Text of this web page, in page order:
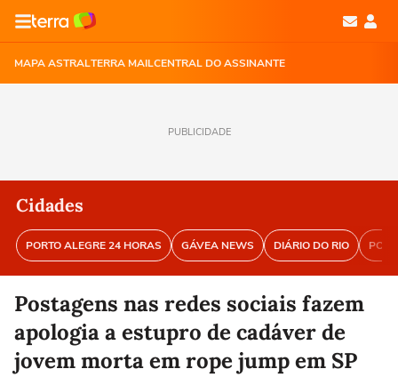
MAPA ASTRALTERRA MAILCENTRAL DO ASSINANTE
PUBLICIDADE
Cidades
PORTO ALEGRE 24 HORAS GÁVEA NEWS DIÁRIO DO RIO
Postagens nas redes sociais fazem
apologia a estupro de cadáver de
jovem morta em rope jump em SP